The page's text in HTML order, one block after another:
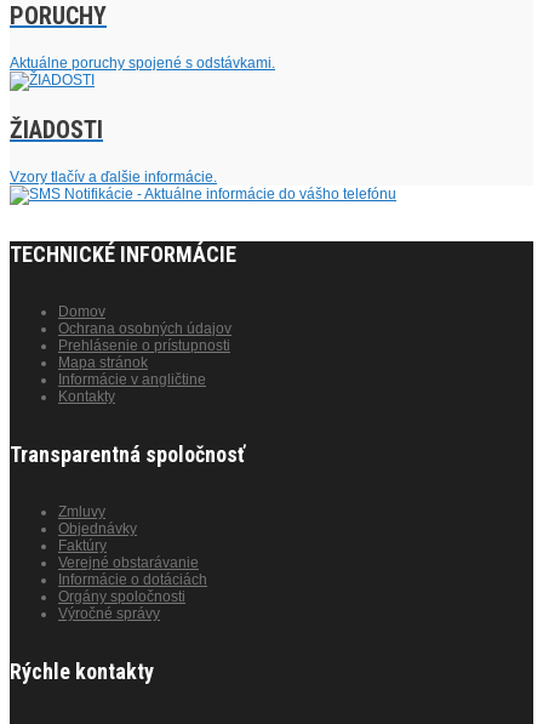
PORUCHY
Aktuálne poruchy spojené s odstávkami.
ŽIADOSTI
Vzory tlačív a ďalšie informácie.
TECHNICKÉ INFORMÁCIE
Domov
Ochrana osobných údajov
Prehlásenie o prístupnosti
Mapa stránok
Informácie v angličtine
Kontakty
Transparentná spoločnosť
Zmluvy
Objednávky
Faktúry
Verejné obstarávanie
Informácie o dotáciách
Orgány spoločnosti
Výročné správy
Rýchle kontakty